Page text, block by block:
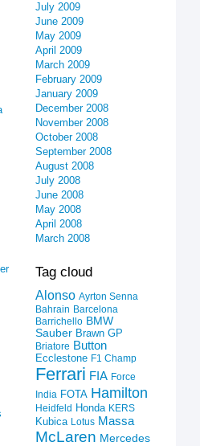
July 2009
June 2009
May 2009
April 2009
March 2009
February 2009
January 2009
December 2008
November 2008
October 2008
September 2008
August 2008
July 2008
June 2008
May 2008
April 2008
March 2008
Tag cloud
Alonso Ayrton Senna
Bahrain Barcelona
Barrichello BMW
Sauber Brawn GP
Briatore Button
Ecclestone F1 Champ
Ferrari FIA Force
India FOTA Hamilton
Heidfeld Honda KERS
Kubica Lotus Massa
McLaren Mercedes